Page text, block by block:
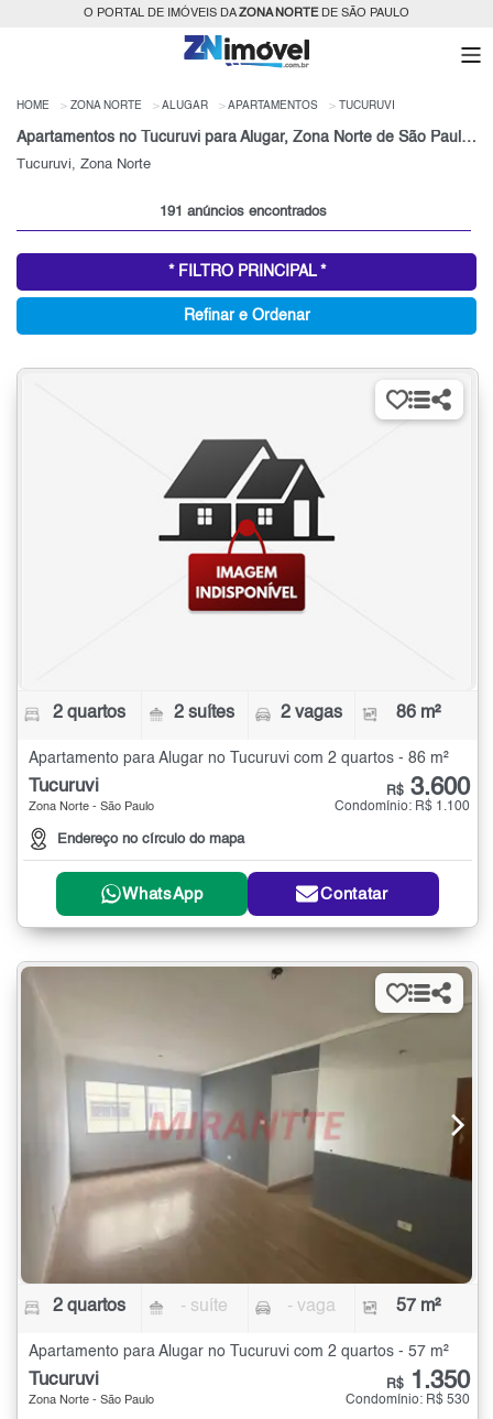
O PORTAL DE IMÓVEIS DAZONA NORTEDE SÃO PAULO
HOME ZONA NORTE ALUGAR APARTAMENTOS TUCURUVI
Apartamentos no Tucuruvi para Alugar, Zona Norte de São Paulo, SP
Tucuruvi, Zona Norte
191 anúncios encontrados
* FILTRO PRINCIPAL *
Refinar e Ordenar
2 quartos 2 suítes 2 vagas 86 m²
Apartamento para Alugar no Tucuruvi com 2 quartos - 86 m²
Tucuruvi
Zona Norte - São Paulo
Endereço no círculo do mapa
R$ 3.600
Condomínio: R$ 1.100
WhatsApp Contatar
2 quartos - suíte - vaga 57 m²
Apartamento para Alugar no Tucuruvi com 2 quartos - 57 m²
Tucuruvi
Zona Norte - São Paulo
R$ 1.350
Condomínio: R$ 530